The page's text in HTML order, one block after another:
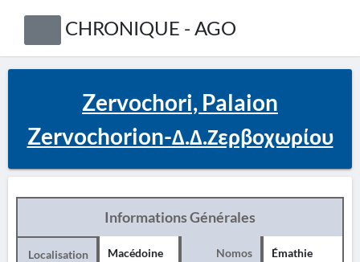
CHRONIQUE - AGO
Zervochori, Palaion
Zervochorion-Δ.Δ.Ζερβοχωρίου
Informations Générales
Localisation
Macédoine
Nomos Émathie